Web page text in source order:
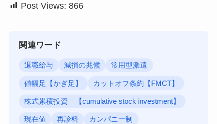
Post Views: 866
関連ワード
退職給与 減損の兆候 常用型派遣
値幅足【かぎ足】 カットオフ条約【FMCT】
株式累積投資 【cumulative stock investment】
現在値 再診料 カンパニー制